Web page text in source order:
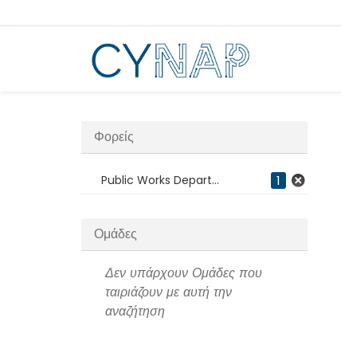
στο
Φορείς
Public Works Depart... 1
Ομάδες
Δεν υπάρχουν Ομάδες που
ταιριάζουν με αυτή την
αναζήτηση